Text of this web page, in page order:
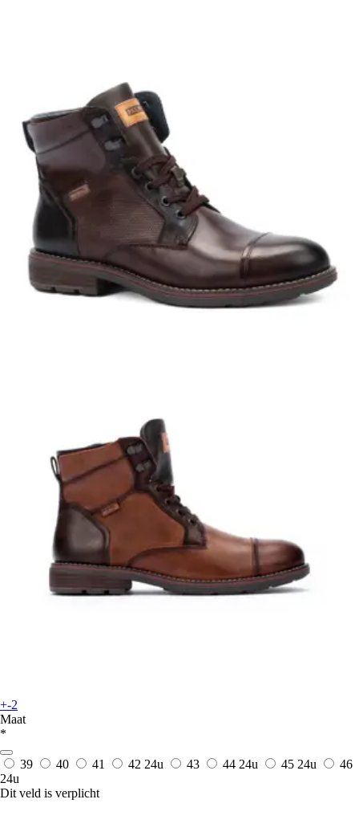
+-2
Maat
*
39 40 41 42 24u 43 44 24u 45 24u
46
24u
Dit veld is verplicht